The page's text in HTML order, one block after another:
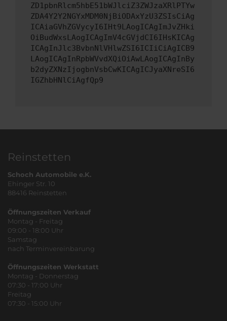
ZD1pbnRlcm5hbE51bWJlciZ3ZWJzaXRlPTYw
ZDA4Y2Y2NGYxMDM0NjBiODAxYzU3ZSIsCiAg
ICAiaGVhZGVycyI6IHt9LAogICAgImJvZHki
OiBudWxsLAogICAgImV4cGVjdCI6IHsKICAg
ICAgInJlc3BvbnNlVHlwZSI6ICIiCiAgICB9
LAogICAgInRpbWVvdXQiOiAwLAogICAgInBy
b2dyZXNzIjogbnVsbCwKICAgICJyaXNreSI6
IGZhbHNlCiAgfQp9
Reinstetten
Schoch Automobile e.K.
Ehinger Str. 10
88416 Reinstetten
Öffnungszeiten Verkauf
Montag - Freitag
09:00 - 18:00 Uhr
Samstag
nach Terminvereinbarung
Öffnungszeiten Werkstatt
Montag - Donnerstag
07:30 - 17:00 Uhr
Freitag
07:30 - 15:00 Uhr